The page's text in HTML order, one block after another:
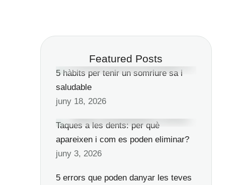
Featured Posts
5 hàbits per tenir un somriure sa i
saludable
juny 18, 2026
Taques a les dents: per què
apareixen i com es poden eliminar?
juny 3, 2026
5 errors que poden danyar les teves